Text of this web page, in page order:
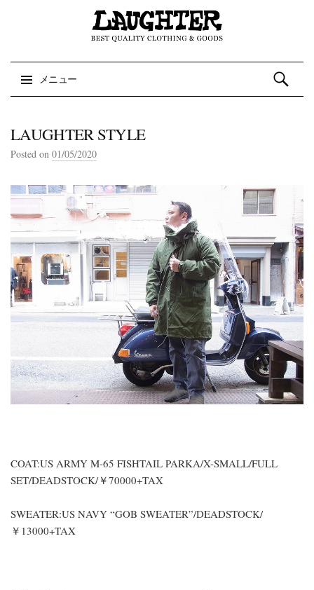
メニュー
検索:
LAUGHTER STYLE
Posted on 01/05/2020
COAT:US ARMY M-65 FISHTAIL PARKA/X-SMALL/FULL
SET/DEADSTOCK/￥70000+TAX
SWEATER:US NAVY “GOB SWEATER”/DEADSTOCK/
￥13000+TAX